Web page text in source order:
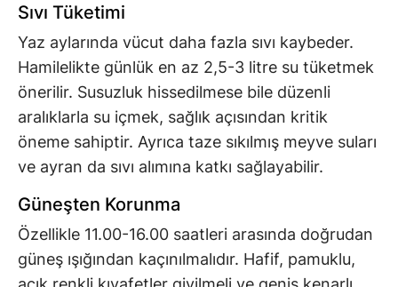
Sıvı Tüketimi
Yaz aylarında vücut daha fazla sıvı kaybeder.
Hamilelikte günlük en az 2,5-3 litre su tüketmek
önerilir. Susuzluk hissedilmese bile düzenli
aralıklarla su içmek, sağlık açısından kritik
öneme sahiptir. Ayrıca taze sıkılmış meyve suları
ve ayran da sıvı alımına katkı sağlayabilir.
Güneşten Korunma
Özellikle 11.00-16.00 saatleri arasında doğrudan
güneş ışığından kaçınılmalıdır. Hafif, pamuklu,